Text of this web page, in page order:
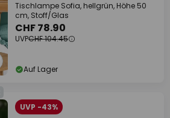
Tischlampe Sofia, hellgrün, Höhe 50
cm, Stoff/Glas
CHF 78.90
UVPCHF 104.45
Auf Lager
UVP -43%